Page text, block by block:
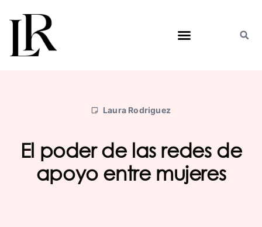
contenido
Laura Rodriguez
El poder de las redes de
apoyo entre mujeres